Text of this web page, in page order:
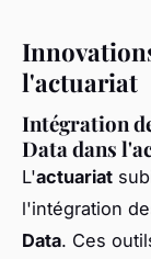
l'actuariat
Intégration
Data dans
L'actuariat
l'intégration
Data. Ces